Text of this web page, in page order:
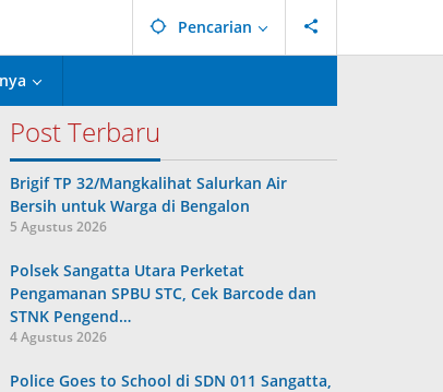
Pencarian
Post Terbaru
Brigif TP 32/Mangkalihat Salurkan Air
Bersih untuk Warga di Bengalon
5 Agustus 2026
Polsek Sangatta Utara Perketat
Pengamanan SPBU STC, Cek Barcode dan
STNK Pengend…
4 Agustus 2026
Police Goes to School di SDN 011 Sangatta,